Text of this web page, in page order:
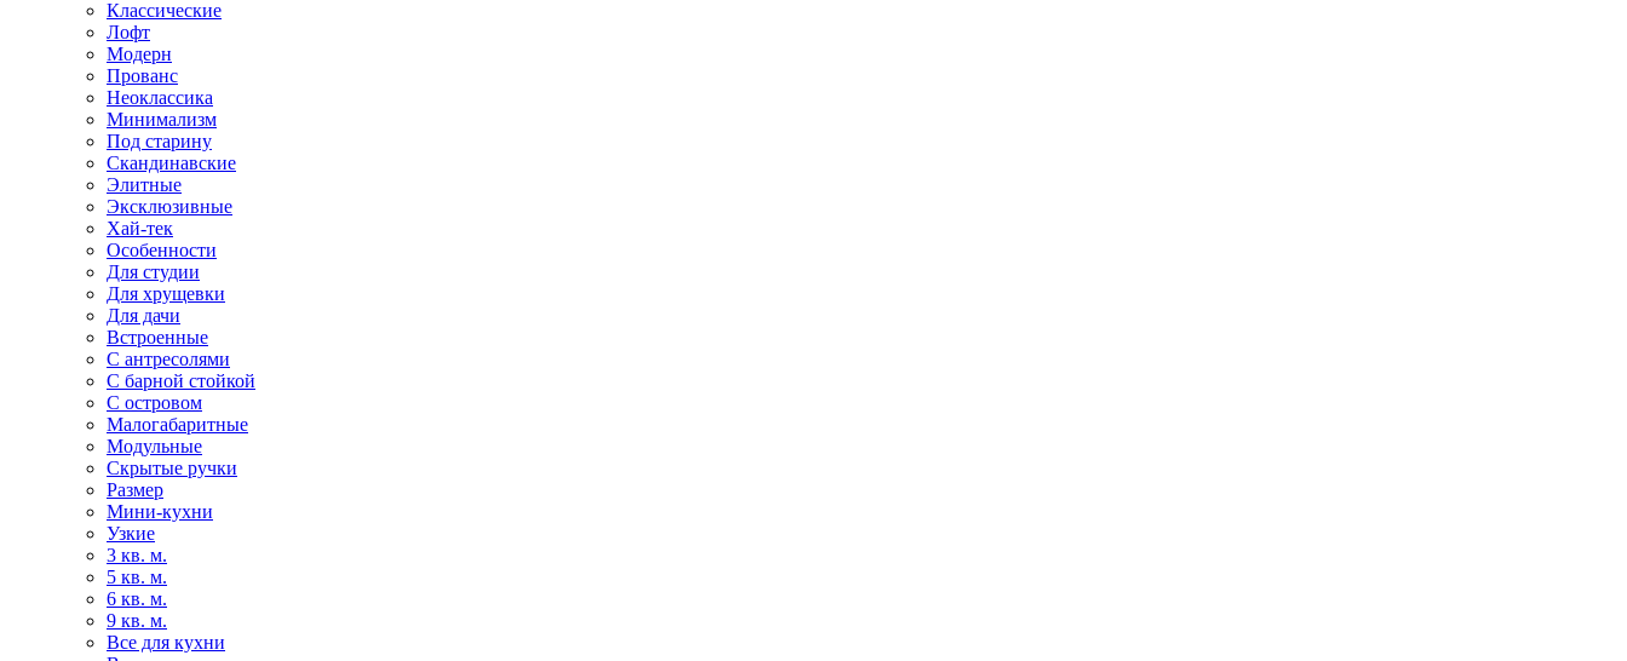
Классические
Лофт
Модерн
Прованс
Неоклассика
Минимализм
Под старину
Скандинавские
Элитные
Эксклюзивные
Хай-тек
Особенности
Для студии
Для хрущевки
Для дачи
Встроенные
С антресолями
С барной стойкой
С островом
Малогабаритные
Модульные
Скрытые ручки
Размер
Мини-кухни
Узкие
3 кв. м.
5 кв. м.
6 кв. м.
9 кв. м.
Все для кухни